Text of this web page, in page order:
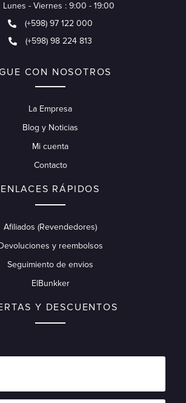
Lunes - Viernes : 9:00 - 19:00
(+598) 97 122 000
(+598) 98 224 813
CON NOSOTROS
La Empresa
Blog y Noticias
Mi cuenta
Contacto
ENLACES RÁPIDOS
Afiliados (Revendedores)
y reembolsos
Seguimiento de envios
ElBunkker
Y DESCUENTOS